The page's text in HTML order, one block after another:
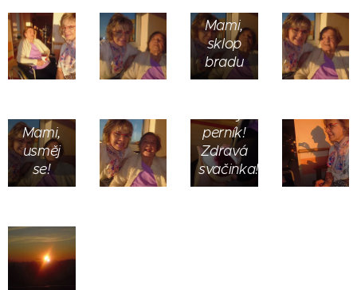
Mami,
sklop
bradu
Mami,
usměj
se!
perník!
Zdravá
svačinka!!!